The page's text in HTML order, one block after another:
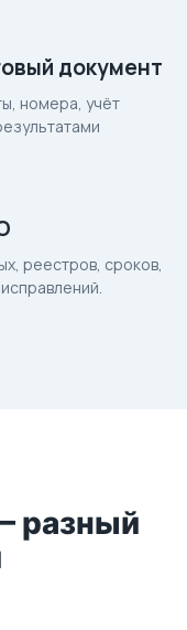
документ
номера, учёт
реестров, сроков,
разный